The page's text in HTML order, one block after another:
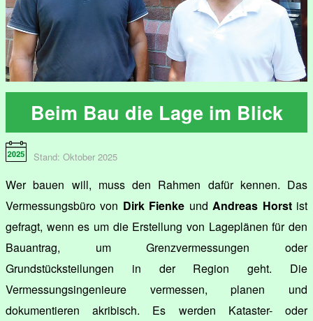
Beim Bau die Lage im Blick
Stand: Oktober 2025
Wer bauen will, muss den Rahmen dafür kennen. Das
Vermessungsbüro von Dirk Fienke undAndreas Horstist
gefragt, wenn es um die Erstellung von Lageplänen für den
Bauantrag, um Grenzvermessungen oder
Grundstücksteilungen in der Region geht. Die
Vermessungsingenieure vermessen, planen und
dokumentieren akribisch. Es werden Kataster- oder